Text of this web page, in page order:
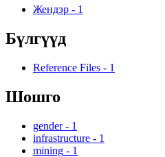
Жендэр - 1
Бүлгүүд
Reference Files - 1
Шошго
gender - 1
infrastructure - 1
mining - 1